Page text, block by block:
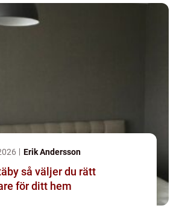
Erik Andersson
du rätt
för ditt hem